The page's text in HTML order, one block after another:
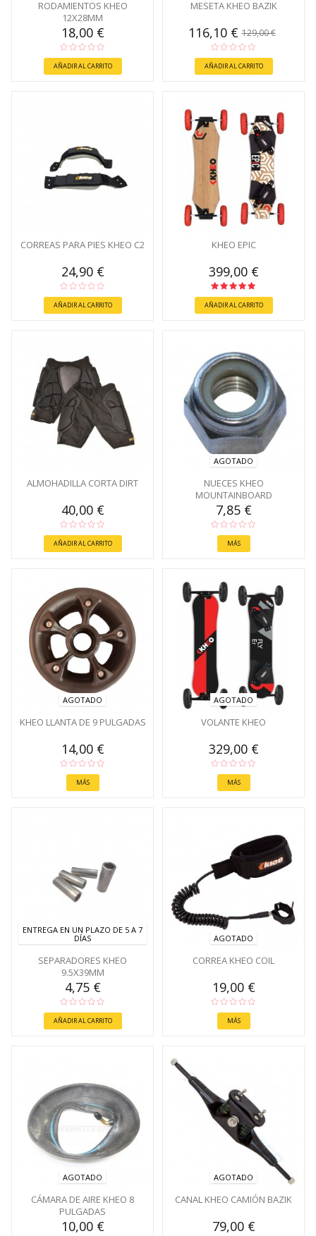
RODAMIENTOS KHEO
12X28MM
18,00 €
AÑADIR AL CARRITO
MESETA KHEO BAZIK
116,10 €129,00 €
AÑADIR AL CARRITO
CORREAS PARA PIES KHEO C2
24,90 €
AÑADIR AL CARRITO
KHEO EPIC
399,00 €
AÑADIR AL CARRITO
ALMOHADILLA CORTA DIRT
40,00 €
AÑADIR AL CARRITO
AGOTADO
NUECES KHEO
MOUNTAINBOARD
7,85 €
MÁS
AGOTADO
KHEO LLANTA DE 9 PULGADAS
14,00 €
MÁS
AGOTADO
VOLANTE KHEO
329,00 €
MÁS
ENTREGA EN UN PLAZO DE 5 A 7
DÍAS
SEPARADORES KHEO
9.5X39MM
4,75 €
AÑADIR AL CARRITO
AGOTADO
CORREA KHEO COIL
19,00 €
MÁS
AGOTADO
CÁMARA DE AIRE KHEO 8
PULGADAS
10,00 €
AGOTADO
CANAL KHEO CAMIÓN BAZIK
79,00 €